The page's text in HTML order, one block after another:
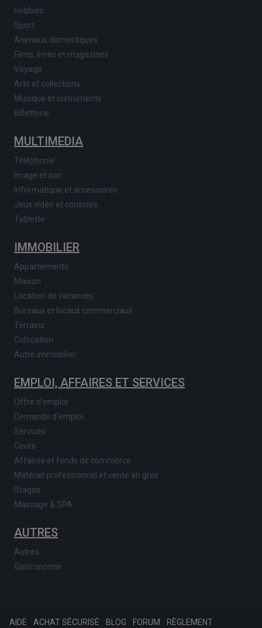
Hobbies
Sport
Animaux domestiques
Films, livres et magazines
Voyage
Arts et collections
Musique et instruments
Billetterie
MULTIMEDIA
Téléphonie
Image et son
Informatique et accessoires
Jeux vidéo et consoles
Tablette
IMMOBILIER
Appartements
Maison
Location de vacances
Bureaux et locaux commerciaux
Terrains
Colocation
Autre immobilier
EMPLOI, AFFAIRES ET SERVICES
Offre d'emploi
Demande d'emploi
Services
Cours
Affaires et fonds de commerce
Matériel professionnel et vente en gros
Stages
Massage & SPA
AUTRES
Autres
Gastronomie
AIDE ACHAT SÉCURISÉ BLOG FORUM RÈGLEMENT